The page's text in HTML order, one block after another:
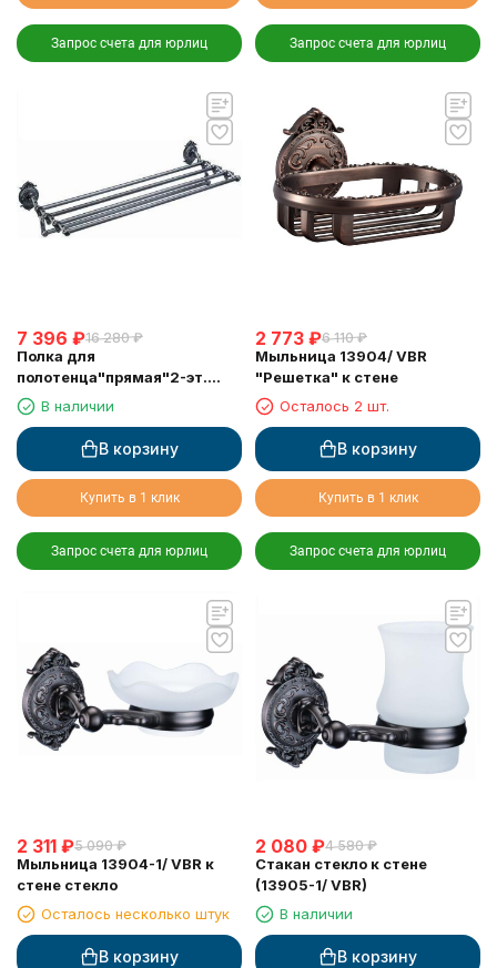
Запрос счета для юрлиц Запрос счета для юрлиц
7 396 ₽16 280 ₽
Полка для
полотенца"прямая"2-эт.
(13921/ VBR)
В наличии
В корзину
Купить в 1 клик
Запрос счета для юрлиц
2 773 ₽6 110 ₽
Мыльница 13904/ VBR
"Решетка" к стене
Осталось 2 шт.
В корзину
Купить в 1 клик
Запрос счета для юрлиц
2 311 ₽5 090 ₽
Мыльница 13904-1/ VBR к
стене стекло
Осталось несколько штук
В корзину
2 080 ₽4 580 ₽
Стакан стекло к стене
(13905-1/ VBR)
В наличии
В корзину